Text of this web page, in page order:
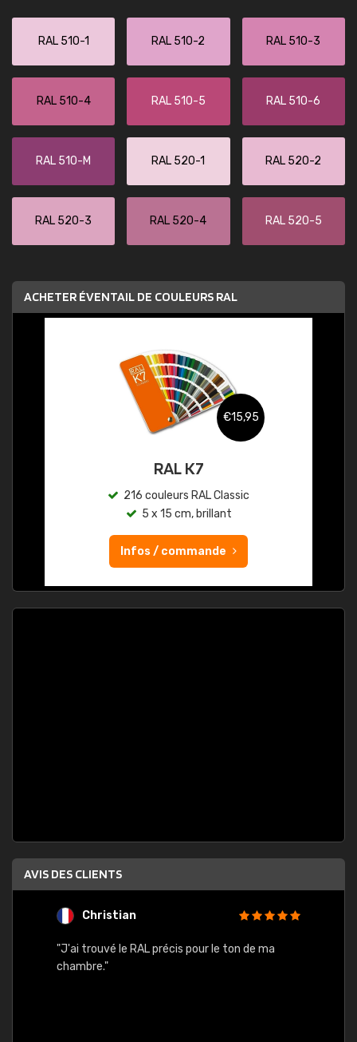
RAL 510-1 RAL 510-2 RAL 510-3
RAL 510-4 RAL 510-5 RAL 510-6
RAL 510-M RAL 520-1 RAL 520-2
RAL 520-3 RAL 520-4 RAL 520-5
ACHETER ÉVENTAIL DE COULEURS RAL
€15,95
RAL K7
216 couleurs RAL Classic
5 x 15 cm, brillant
Infos / commande
AVIS DES CLIENTS
Christian
"J'ai trouvé le RAL précis pour le ton de ma
chambre."